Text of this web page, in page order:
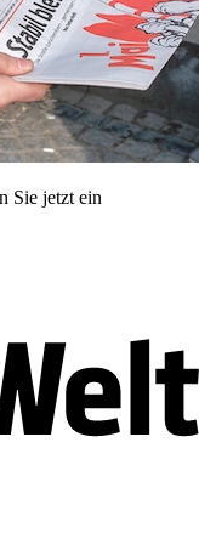
Sie jetzt ein